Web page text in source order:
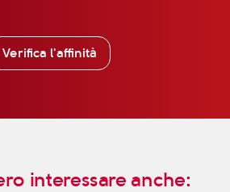
Verifica l'affinità
interessare anche: